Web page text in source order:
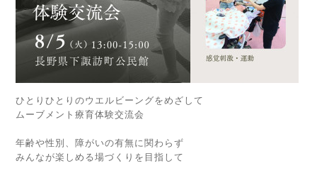
ひとりひとりのウエルビーングをめざして
ムーブメント療育体験交流会
年齢や性別、障がいの有無に関わらず
みんなが楽しめる場づくりを目指して